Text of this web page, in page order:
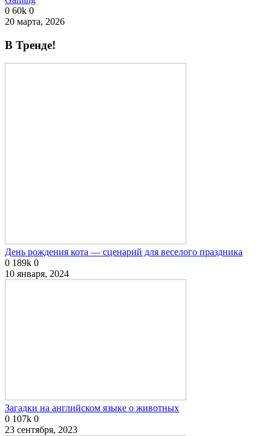
0 60k 0
20 марта, 2026
В Тренде!
День рождения кота — сценарий для веселого праздника
0 189k 0
10 января, 2024
Загадки на английском языке о животных
0 107k 0
23 сентября, 2023